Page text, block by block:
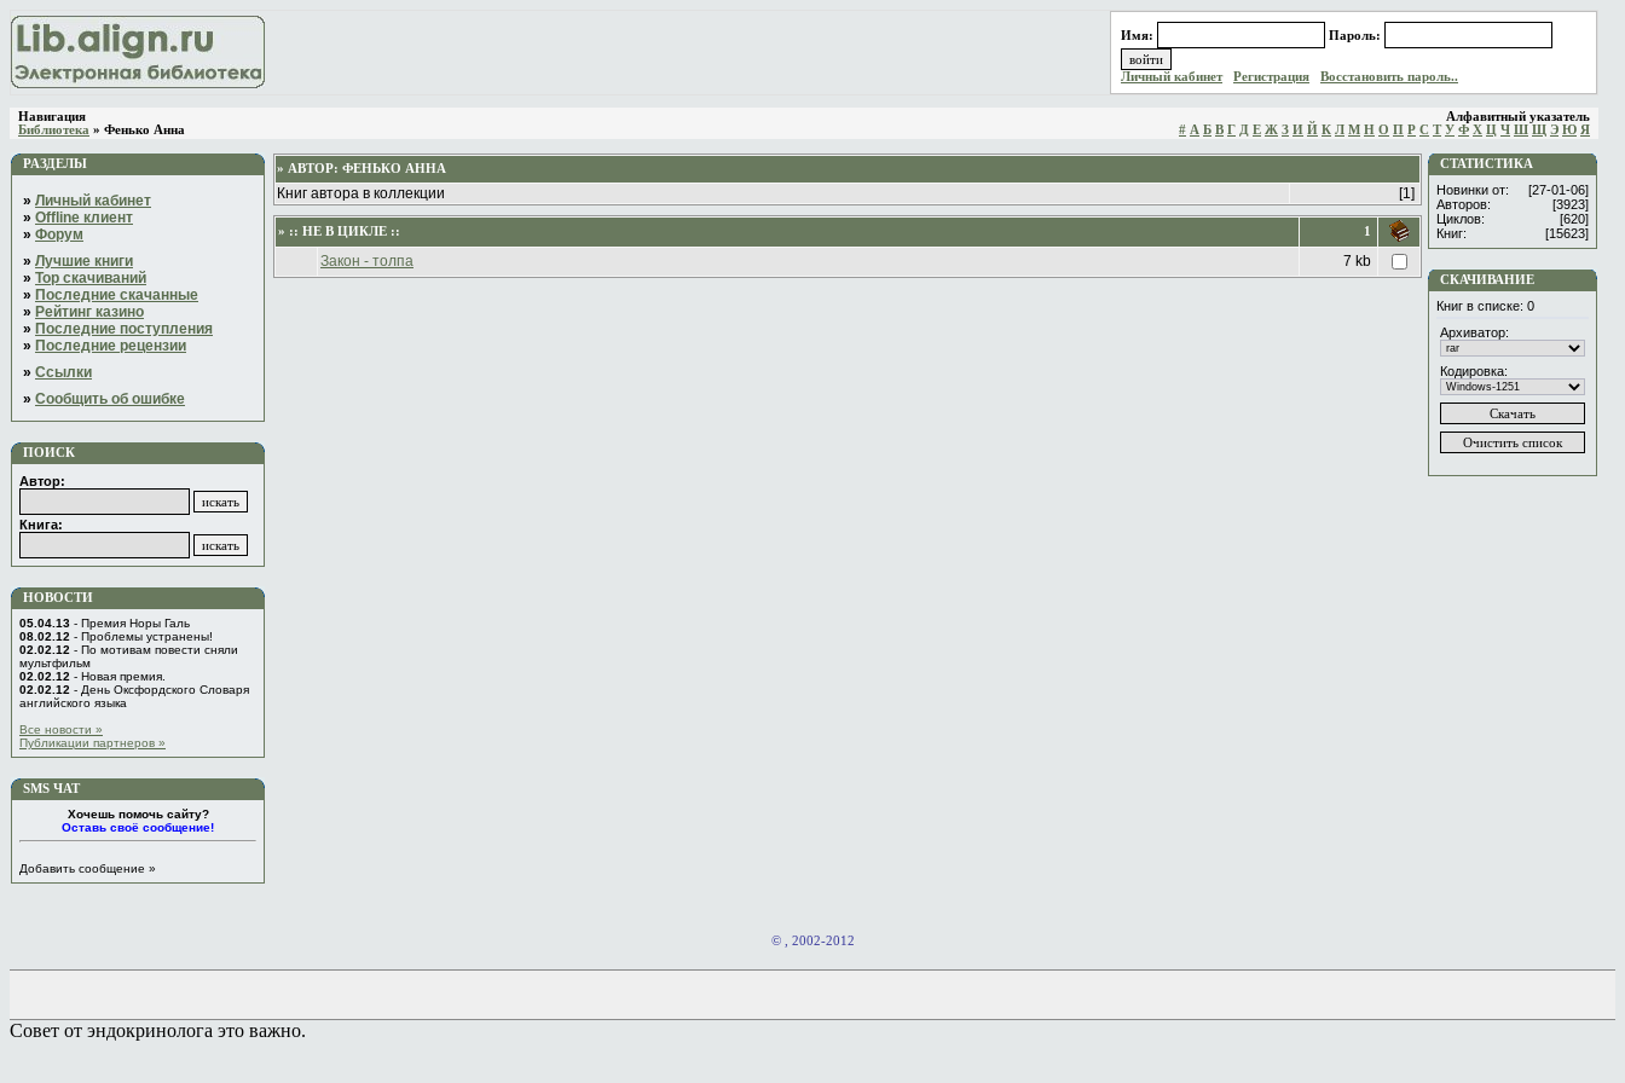
Имя: Пароль:
Личный кабинет Регистрация Восстановить пароль..
Навигация
Библиотека » Фенько Анна
Алфавитный указатель
# А Б В Г Д Е Ж З И Й К Л М Н О П Р С Т У Ф Х Ц Ч Ш Щ Э Ю Я
РАЗДЕЛЫ
» Личный кабинет
» Offline клиент
» Форум
» Лучшие книги
» Top скачиваний
» Последние скачанные
» Рейтинг казино
» Последние поступления
» Последние рецензии
» Ссылки
» Сообщить об ошибке
ПОИСК
Автор:
Книга:
НОВОСТИ
05.04.13 - Премия Норы Галь
08.02.12 - Проблемы устранены!
02.02.12 - По мотивам повести сняли
мультфильм
02.02.12 - Новая премия.
02.02.12 - День Оксфордского Словаря
английского языка
Все новости »
Публикации партнеров »
SMS ЧАТ
Хочешь помочь сайту?
Оставь своё сообщение!
Добавить сообщение »
» АВТОР: ФЕНЬКО АННА
Книг автора в коллекции [1]
» :: НЕ В ЦИКЛЕ :: 1
Закон - толпа 7 kb
СТАТИСТИКА
Новинки от:
[27-01-06]
Авторов:
[3923]
Циклов:
[620]
Книг:
[15623]
СКАЧИВАНИЕ
Книг в списке: 0
Архиватор:
Кодировка:
© , 2002-2012
Совет от эндокринолога это важно.